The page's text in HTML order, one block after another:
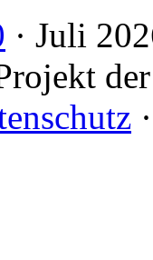
· Juli
der
·